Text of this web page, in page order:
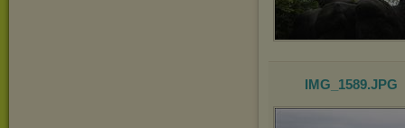
IMG_1589.JPG